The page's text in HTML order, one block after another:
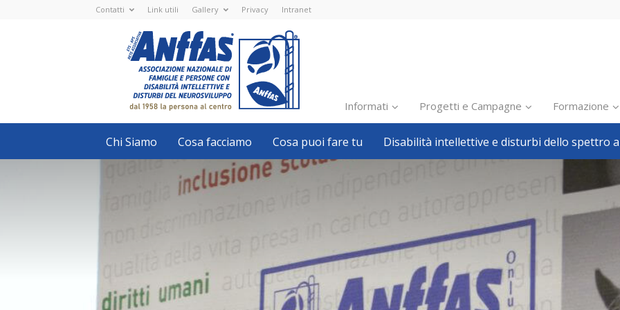
Contatti Link utili Gallery Privacy Intranet
Nazionale
ETS
-
APS
Associazione
Nazionale
di
Famiglie
e
con
disabilità
intellettive
neurosviluppo
Informati
Inclusione scolastica
Inclusione lavorativa
Politiche sociali
Pillole
Formazione
Avvisi, bandi
Welfare locale
Progetti e Campagne Formazione
Chi Siamo Cosa facciamo Cosa puoi fare tu Disabilità intellettive e disturbi dello spettro